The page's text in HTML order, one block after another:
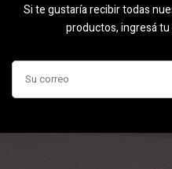
Si te gustaría recibir todas
productos, ingresá